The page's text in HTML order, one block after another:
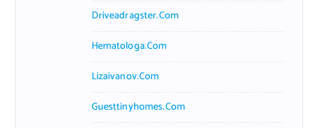
Driveadragster.com
Hematologa.com
Lizaivanov.com
Guesttinyhomes.com